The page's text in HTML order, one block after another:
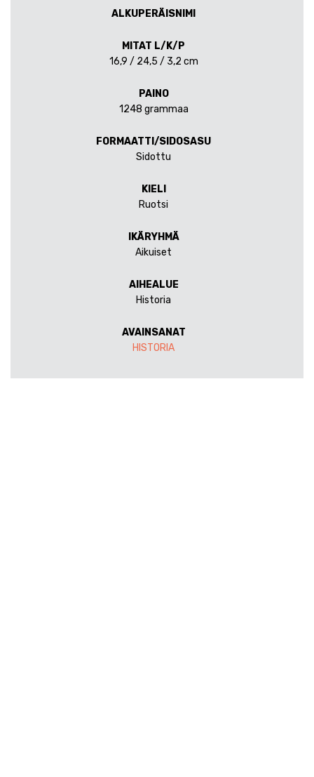
ALKUPERÄISNIMI
MITAT L/K/P
16,9 / 24,5 / 3,2 cm
PAINO
1248 grammaa
FORMAATTI/SIDOSASU
Sidottu
KIELI
Ruotsi
IKÄRYHMÄ
Aikuiset
AIHEALUE
Historia
AVAINSANAT
HISTORIA